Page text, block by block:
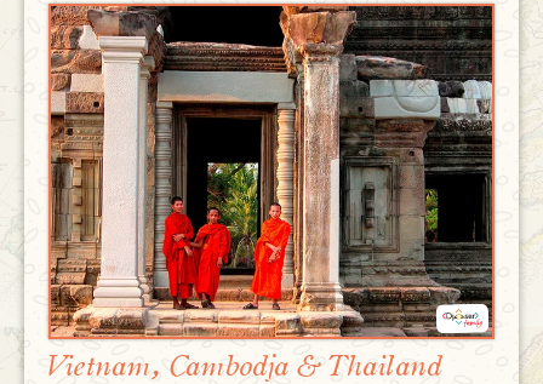
Vietnam, Cambodja & Thailand